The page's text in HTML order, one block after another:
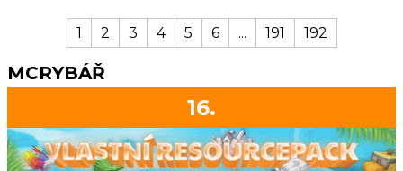
1 2 3 4 5 6 ... 191 192
MCRYBÁŘ
16.